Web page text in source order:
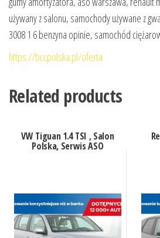
używany z salonu, samochody używane z
3008 1 6 benzyna opinie, samochód
https://bccpolska.pl/oferta
Related products
VW Tiguan 1.4 TSI , Salon
Polska, Serwis ASO